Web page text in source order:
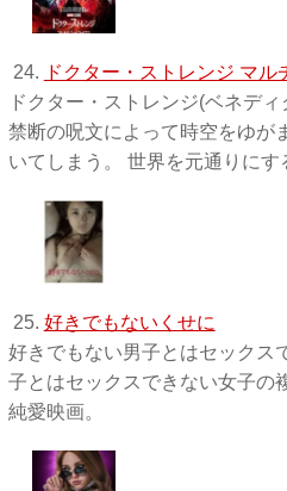
24. ドクター・ストレンジ マ
ドクター・ストレンジ(ベネデ
禁断の呪文によって時空をゆが
いてしまう。 世界を元通りにす
25. 好きでもないくせに
好きでもない男子とはセックス
子とはセックスできない女子の
純愛映画。